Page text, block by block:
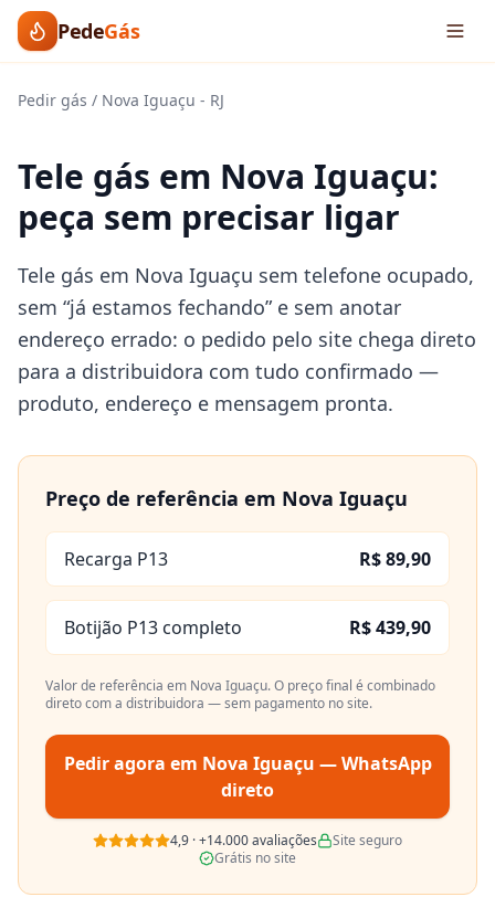
PedeGás
Pedir gás / Nova Iguaçu - RJ
Tele gás em Nova Iguaçu:
peça sem precisar ligar
Tele gás em Nova Iguaçu sem telefone ocupado,
sem “já estamos fechando” e sem anotar
endereço errado: o pedido pelo site chega direto
para a distribuidora com tudo confirmado —
produto, endereço e mensagem pronta.
Preço de referência em Nova Iguaçu
Recarga P13 R$ 89,90
Botijão P13 completo R$ 439,90
Valor de referência em Nova Iguaçu. O preço final é combinado
direto com a distribuidora — sem pagamento no site.
Pedir agora em Nova Iguaçu — WhatsApp
direto
4,9 ·+14.000avaliações
Site seguro
Grátis no site